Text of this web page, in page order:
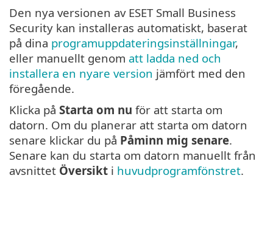
Den nya versionen av ESET Small Business
Security kan installeras automatiskt, baserat
på dina programuppdateringsinställningar,
eller manuellt genom att ladda ned och
installera en nyare version jämfört med den
föregående.
Klicka på Starta om nu för att starta om
datorn. Om du planerar att starta om datorn
senare klickar du på Påminn mig senare.
Senare kan du starta om datorn manuellt från
avsnittet Översikt i huvudprogramfönstret.